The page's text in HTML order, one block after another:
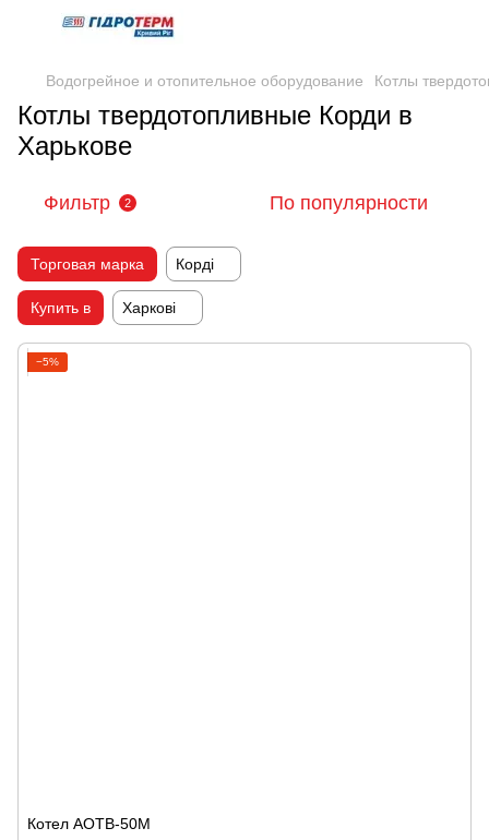
Водогрейное и отопительное оборудование Котлы
Котлы твердотопливные Корди в
Харькове
Фильтр 2 По популярности
Торговая марка Корді
Купить в Харкові
−5%
Котел АОТВ-50М